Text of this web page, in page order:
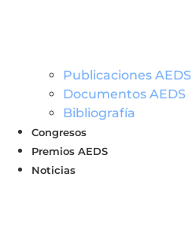
Publicaciones AEDS
Documentos AEDS
Bibliografía
Congresos
Premios AEDS
Noticias